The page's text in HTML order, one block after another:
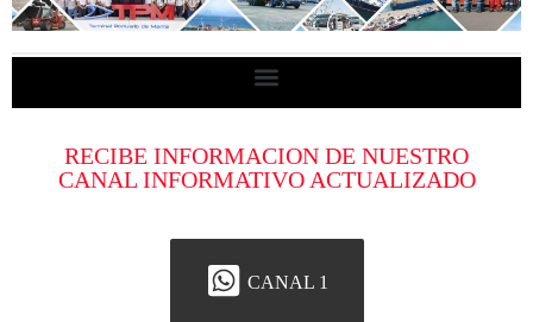
RECIBE INFORMACION DE NUESTRO
CANAL INFORMATIVO ACTUALIZADO
CANAL 1